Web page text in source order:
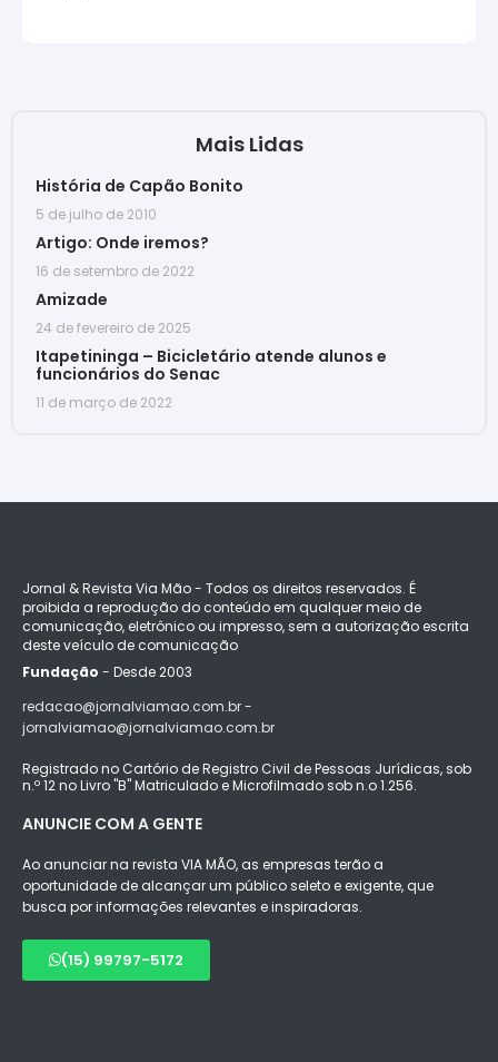
Mais Lidas
História de Capão Bonito
5 de julho de 2010
Artigo: Onde iremos?
16 de setembro de 2022
Amizade
24 de fevereiro de 2025
Itapetininga – Bicicletário atende alunos e
funcionários do Senac
11 de março de 2022
Jornal & Revista Via Mão - Todos os direitos reservados. É
proibida a reprodução do conteúdo em qualquer meio de
comunicação, eletrônico ou impresso, sem a autorização escrita
deste veículo de comunicação
Fundação - Desde 2003
redacao@jornalviamao.com.br -
jornalviamao@jornalviamao.com.br
Registrado no Cartório de Registro Civil de Pessoas Jurídicas, sob
n.º 12 no Livro "B" Matriculado e Microfilmado sob n.o 1.256.
ANUNCIE COM A GENTE
Ao anunciar na revista VIA MÃO, as empresas terão a
oportunidade de alcançar um público seleto e exigente, que
busca por informações relevantes e inspiradoras.
(15) 99797-5172